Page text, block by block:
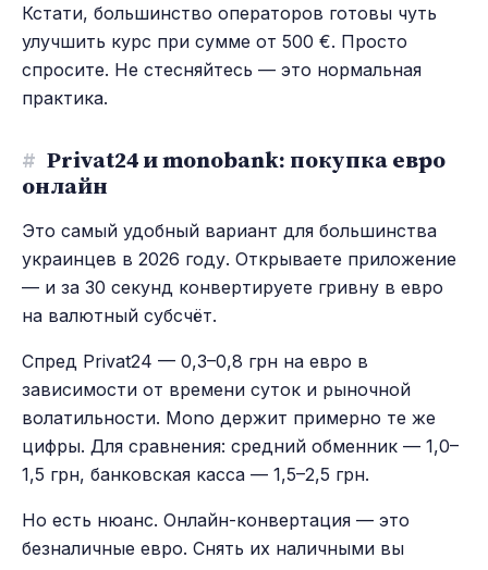
Кстати, большинство операторов готовы чуть
улучшить курс при сумме от 500 €. Просто
спросите. Не стесняйтесь — это нормальная
практика.
# Privat24 и monobank: покупка евро
онлайн
Это самый удобный вариант для большинства
украинцев в 2026 году. Открываете приложение
— и за 30 секунд конвертируете гривну в евро
на валютный субсчёт.
Спред Privat24 — 0,3–0,8 грн на евро в
зависимости от времени суток и рыночной
волатильности. Mono держит примерно те же
цифры. Для сравнения: средний обменник — 1,0–
1,5 грн, банковская касса — 1,5–2,5 грн.
Но есть нюанс. Онлайн-конвертация — это
безналичные евро. Снять их наличными вы